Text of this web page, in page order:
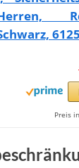
Preis